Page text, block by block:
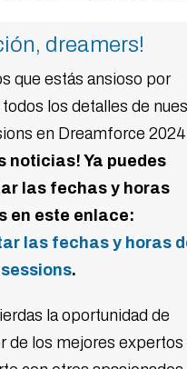
dreamers!
que estás ansioso por
los detalles de
en Dreamforce
noticias! Ya puedes
las fechas y horas
en este enlace:
las fechas y horas
sessions.
la oportunidad de
de los mejores expertos